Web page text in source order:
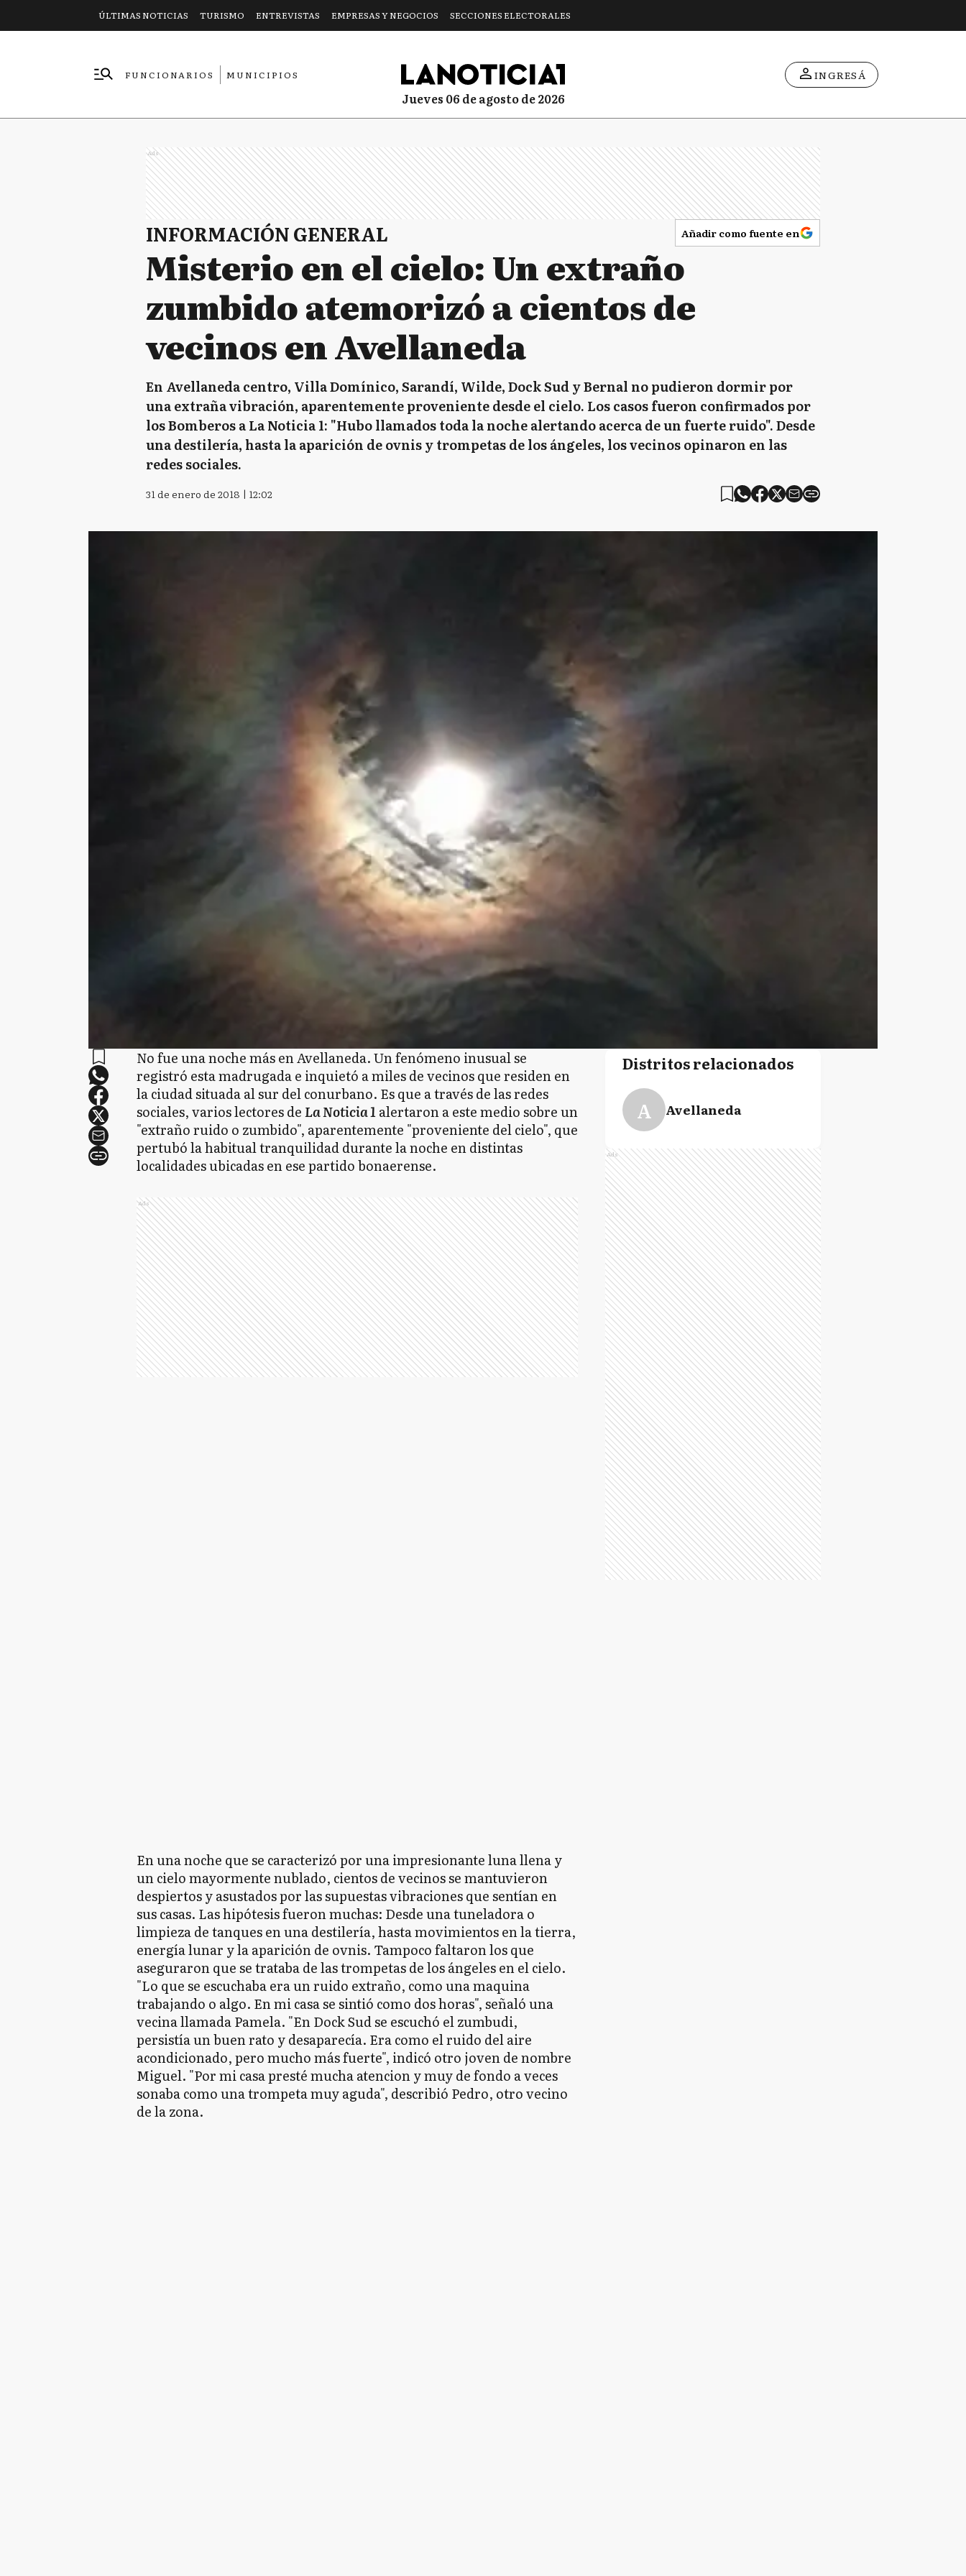
ÚLTIMAS NOTICIAS TURISMO ENTREVISTAS EMPRESAS Y NEGOCIOS SECCIONES ELECTORALES
FUNCIONARIOS
MUNICIPIOS
jueves 06 de agosto de 2026
INGRESÁ
Ads
INFORMACIÓN GENERAL Añadir como fuente en
Misterio en el cielo: Un extraño
zumbido atemorizó a cientos de
vecinos en Avellaneda
En Avellaneda centro, Villa Domínico, Sarandí, Wilde, Dock Sud y Bernal no pudieron dormir por
una extraña vibración, aparentemente proveniente desde el cielo. Los casos fueron confirmados por
los Bomberos a La Noticia 1: "Hubo llamados toda la noche alertando acerca de un fuerte ruido". Desde
una destilería, hasta la aparición de ovnis y trompetas de los ángeles, los vecinos opinaron en las
redes sociales.
31 de enero de 2018 | 12:02
No fue una noche más en Avellaneda. Un fenómeno inusual se
registró esta madrugada e inquietó a miles de vecinos que residen en
la ciudad situada al sur del conurbano. Es que a través de las redes
sociales, varios lectores deLa Noticia 1alertaron a este medio sobre un
"extraño ruido o zumbido", aparentemente "proveniente del cielo", que
pertubó la habitual tranquilidad durante la noche en distintas
localidades ubicadas en ese partido bonaerense.
Ads
En una noche que se caracterizó por una impresionante luna llena y
un cielo mayormente nublado, cientos de vecinos se mantuvieron
despiertos y asustados por las supuestas vibraciones que sentían en
sus casas. Las hipótesis fueron muchas: Desde una tuneladora o
limpieza de tanques en una destilería, hasta movimientos en la tierra,
energía lunar y la aparición de ovnis. Tampoco faltaron los que
aseguraron que se trataba de las trompetas de los ángeles en el cielo.
"Lo que se escuchaba era un ruido extraño, como una maquina
trabajando o algo. En mi casa se sintió como dos horas", señaló una
vecina llamada Pamela. "En Dock Sud se escuchó el zumbudi,
persistía un buen rato y desaparecía. Era como el ruido del aire
acondicionado, pero mucho más fuerte", indicó otro joven de nombre
Miguel. "Por mi casa presté mucha atencion y muy de fondo a veces
sonaba como una trompeta muy aguda", describió Pedro, otro vecino
de la zona.
Distritos relacionados
A Avellaneda
Ads